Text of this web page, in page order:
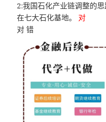
2:我国石化产业链调整的
在七大石化基地。 对
对 错